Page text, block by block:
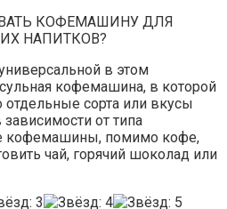
КОФЕМАШИНУ ДЛЯ
НАПИТКОВ?
в этом
кофемашина, в которой
сорта или вкусы
от типа
кофемашины, помимо кофе,
чай, горячий шоколад или